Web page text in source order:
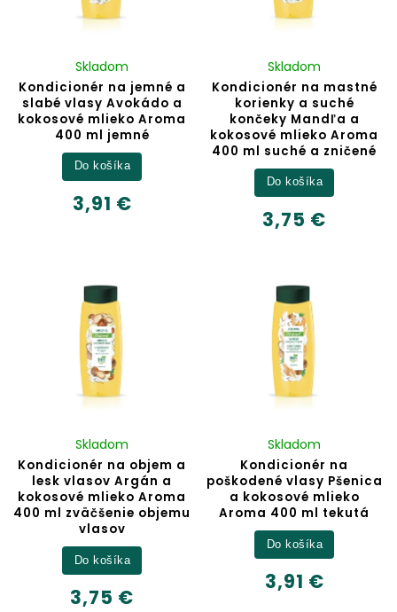
Kondicionér na jemné a
slabé vlasy Avokádo a
kokosové mlieko Aroma
400 ml jemné
Skladom
3,91 €
Do košíka
Kondicionér na mastné
korienky a suché
končeky Mandľa a
kokosové mlieko Aroma
400 ml suché a zničené
Skladom
3,75 €
Do košíka
Kondicionér na objem a
lesk vlasov Argán a
kokosové mlieko Aroma
400 ml zväčšenie objemu
vlasov
Skladom
3,75 €
Do košíka
Kondicionér na
poškodené vlasy Pšenica
a kokosové mlieko
Aroma 400 ml tekutá
Skladom
3,91 €
Do košíka